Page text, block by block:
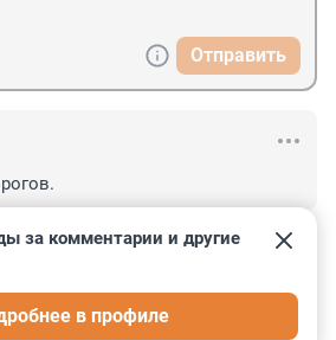
Отправить
–0
?
за комментарии и другие
в профиле